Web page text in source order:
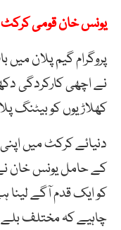
یونس خان قومی کرکٹ
پروگرام گیم پلان
نے اچھی کارکردگی
کھلاڑیوں کو بیٹنگ
دنیائے کرکٹ میں
کے حامل یونس خان
کو ایک قدم آگے لینا
چاہیے کہ مختلف بلے